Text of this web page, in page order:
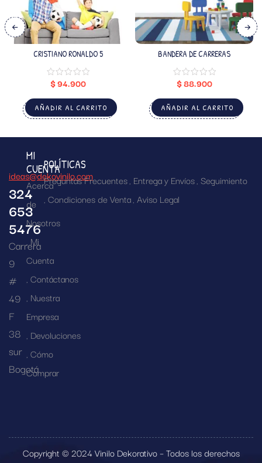
CRISTIANO RONALDO 5
$94.900
AÑADIR AL CARRITO
BANDERA DE CARRERAS
$88.900
AÑADIR AL CARRITO
ideas@dekovinilo.com
324
653
5476
Carrera
9
#
49
F
38
sur
Bogotá
MI
CUENTA
Acerca
de
Nosotros
Mi
Cuenta
Contáctanos
Nuestra
Empresa
Devoluciones
Cómo
Comprar
POLÍTICAS
Preguntas Frecuentes Entrega y Envíos Seguimiento
Condiciones de Venta Aviso Legal
Copyright © 2024 Vinilo Dekorativo – Todos los derechos